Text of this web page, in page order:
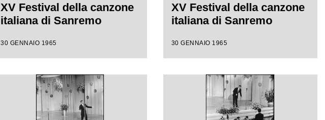
XV Festival della canzone
italiana di Sanremo
30 GENNAIO 1965
XV Festival della canzone
italiana di Sanremo
30 GENNAIO 1965